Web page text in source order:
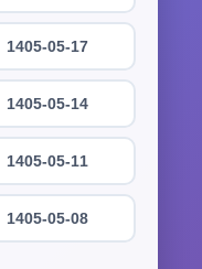
1405-05-17
1405-05-14
1405-05-11
1405-05-08